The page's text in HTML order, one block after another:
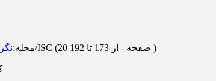
مجله: رتبه: علمی-پژوهشی/ISC (‎20 صفحه - )